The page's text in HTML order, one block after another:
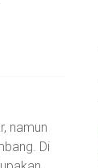
namun
Di